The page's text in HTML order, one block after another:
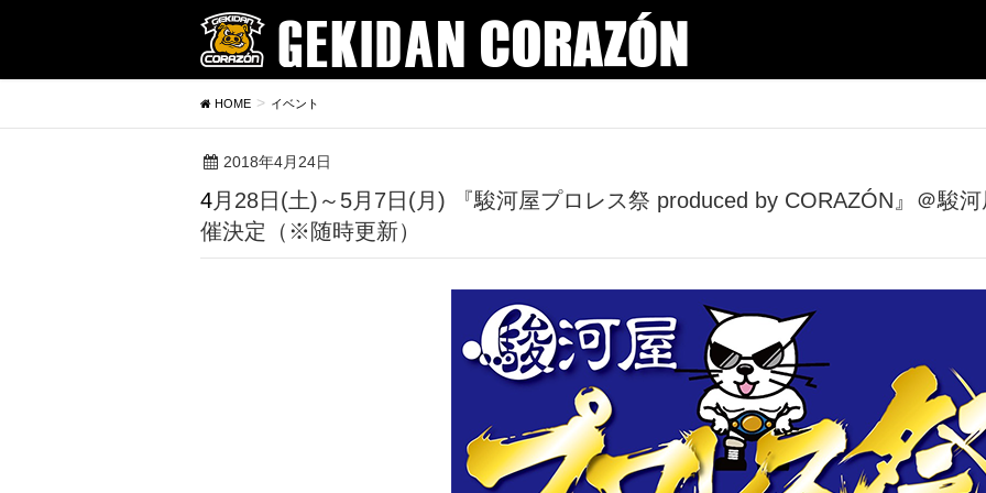
HOME イベント
2018年4月24日
4月28日(土)～5月7日(月) 『駿河屋プロレス祭 produced by CORAZÓN』＠駿河屋新宿マルイアネックス店 開
催決定（※随時更新）